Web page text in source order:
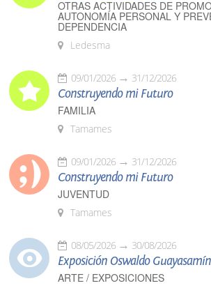
OTRAS ACTIVIDADES DE
AUTONOMÍA PERSONAL Y
DEPENDENCIA
Ledesma
09/01/2026 31/12/2026
Construyendo mi Futuro
FAMILIA
Tamames
09/01/2026 31/12/2026
Construyendo mi Futuro
JUVENTUD
Tamames
08/05/2026 30/08/2026
Exposición Oswaldo Guayasamín
ARTE / EXPOSICIONES